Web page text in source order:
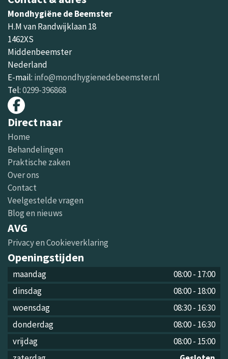
Mondhygiëne de Beemster
H.M van Randwijklaan 18
1462XS
Middenbeemster
Nederland
E-mail: info@mondhygienedebeemster.nl
Tel:0299-396868
Direct naar
Home
Behandelingen
Praktische zaken
Over ons
Contact
Veelgestelde vragen
Blog en nieuws
AVG
Privacy en Cookieverklaring
Openingstijden
maandag 08:00- 17:00
dinsdag
08:00- 18:00
woensdag
08:30- 16:30
donderdag
08:00- 16:30
vrijdag
08:00- 15:00